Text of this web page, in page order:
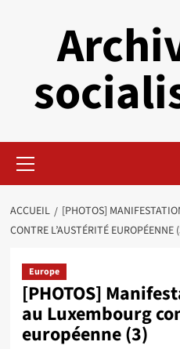
principal
ACCUEIL
[PHOTOS]
CONTRE L’AUSTÉRITÉ EUROPÉENNE
Europe
[PHOTOS]
au Luxembourg
européenne (3)